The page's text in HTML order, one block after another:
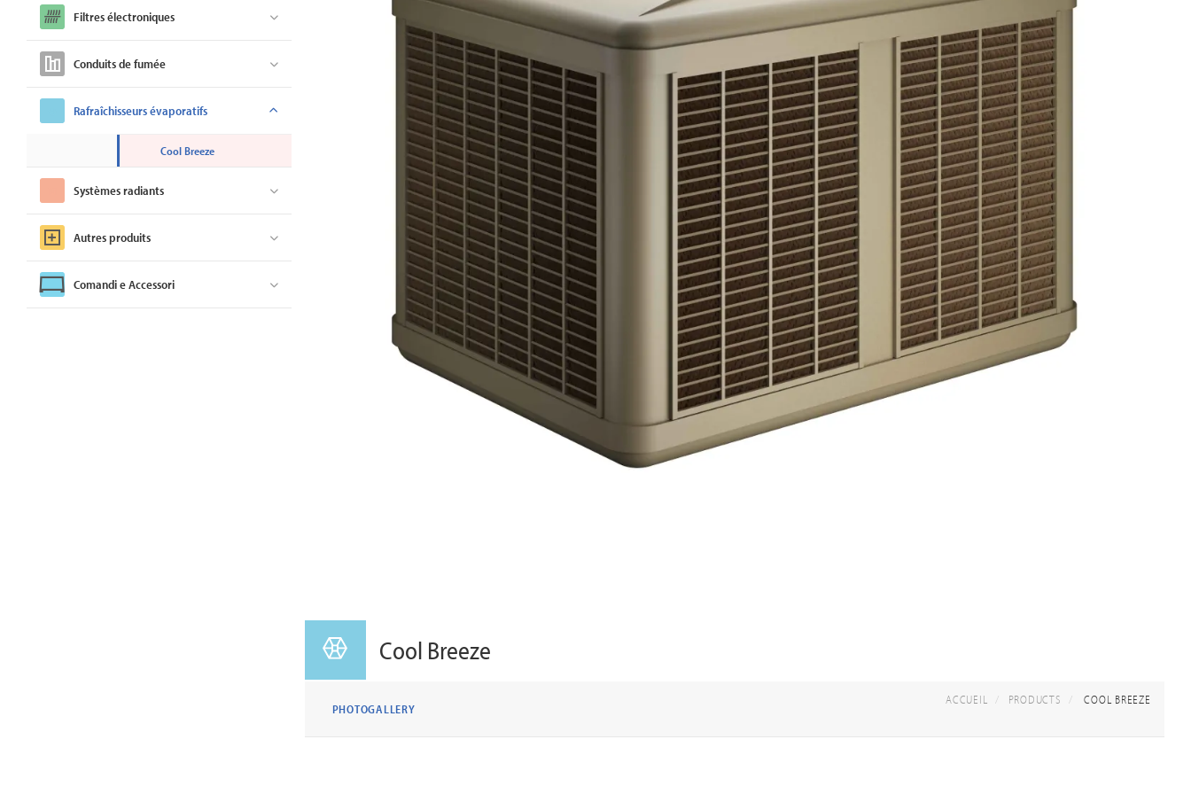
Filtres électroniques
Conduits de fumée
Rafraîchisseurs évaporatifs
Cool Breeze
Systèmes radiants
Autres produits
Comandi e Accessori
Cool Breeze
PHOTOGALLERY
ACCUEIL PRODUCTS COOL BREEZE